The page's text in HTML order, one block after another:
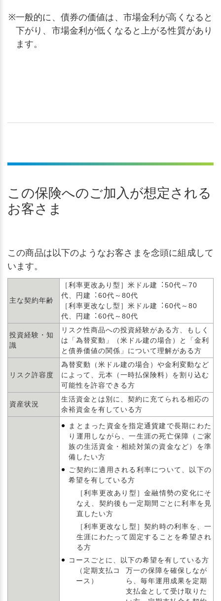
※一般的に、債券の価値は、市場金利が高くなると
下がり、市場金利が低くなると上がる性質があり
ます。
この保険へのご加入が想定される
お客さま
この商品は以下のようなお客さまを念頭に組成して
います。
主な契約年齢
［利率更改あり型］米ドル建︓50代～70
代、円建︓60代～80代
［利率更改なし型］米ドル建︓60代～80
代、円建︓60代～80代
投資経験・知
識
リスク性商品への投資経験がある方、もしく
は「為替変動」（米ドル建の場合）と「金利
と債券価値の関係」について理解がある方
リスク許容度
為替変動（米ドル建の場合）や金利変動など
によって、元本（一時払保険料）を割り込む
可能性を許容できる方
資産状況
生活資金とは別に、契約に充てられる相応の
余裕資金を有している方
まとまった資金を指定通貨建で長期にわた
り運用しながら、一生涯の死亡保障（ご家
族の生活資金・相続対策の資金など）を準
備したい方
ご契約に適用される利率について、以下の
希望を有している方
［利率更改あり型］金融情勢の変化にそ
なえ、契約後も一定期間ごとに利率を見
直したい方
［利率更改なし型］契約時の利率を、一
生涯にわたって固定することを希望され
る方
コースごとに、以下の希望を有している方
（定期支払コ
ース）
万一の保障を確保しなが
ら、毎年運用成果を定期
支払金として受け取りた